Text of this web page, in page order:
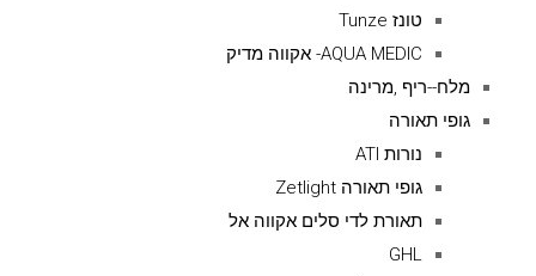
טונז Tunze
AQUA MEDIC- אקווה מדיק
מלח--ריף ,מרינה
גופי תאורה
נורות ATI
גופי תאורה Zetlight
תאורת לדי סלים אקווה אל
GHL